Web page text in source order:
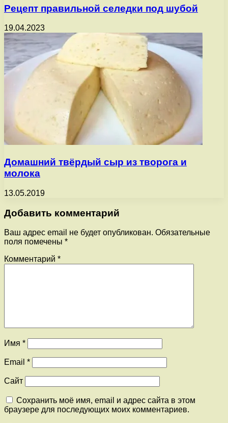
Рецепт правильной селедки под шубой
19.04.2023
Домашний твёрдый сыр из творога и
молока
13.05.2019
Добавить комментарий
Ваш адрес email не будет опубликован. Обязательные
поля помечены *
Комментарий *
Имя *
Email *
Сайт
Сохранить моё имя, email и адрес сайта в этом
браузере для последующих моих комментариев.